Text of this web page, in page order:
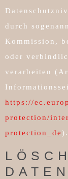
durch
Kommission,
oder
verarbeiten
https://
protection/
protection_de ).
DATEN